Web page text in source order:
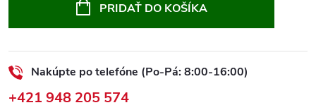
PRIDAŤ DO KOŠÍKA
Nakúpte po telefóne (Po-Pá: 8:00-16:00)
+421 948 205 574